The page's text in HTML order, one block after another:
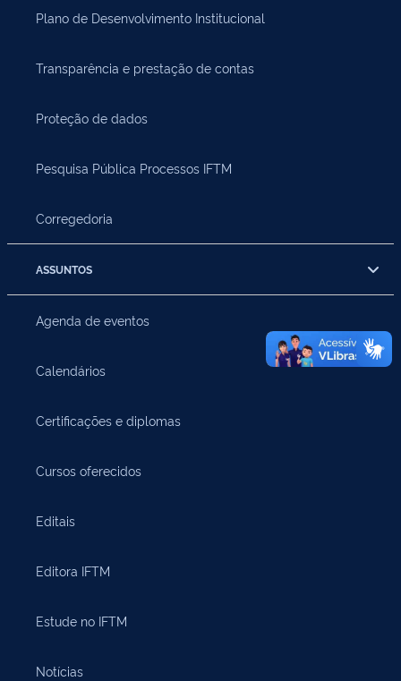
Plano de Desenvolvimento Institucional
Transparência e prestação de contas
Proteção de dados
Pesquisa Pública Processos IFTM
Corregedoria
ASSUNTOS
Agenda de eventos
Calendários
Certificações e diplomas
Cursos oferecidos
Editais
Editora IFTM
Estude no IFTM
Notícias